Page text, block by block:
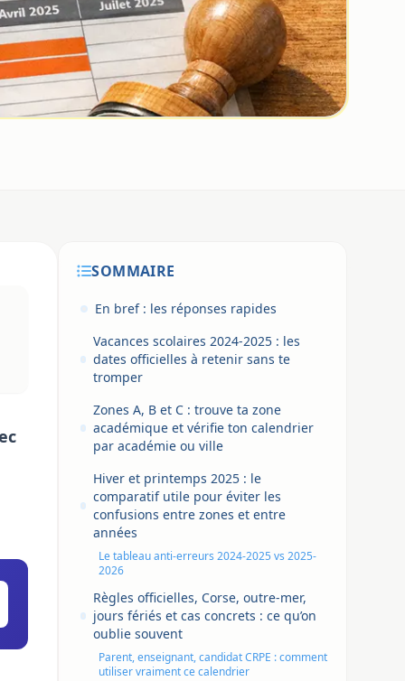
SOMMAIRE
En bref : les réponses rapides
Vacances scolaires 2024-2025 : les
dates officielles à retenir sans te
tromper
Zones A, B et C : trouve ta zone
académique et vérifie ton calendrier
par académie ou ville
Hiver et printemps 2025 : le
comparatif utile pour éviter les
confusions entre zones et entre
années
Le tableau anti-erreurs 2024-2025 vs 2025-
2026
Règles officielles, Corse, outre-mer,
jours fériés et cas concrets : ce qu’on
oublie souvent
Parent, enseignant, candidat CRPE : comment
utiliser vraiment ce calendrier